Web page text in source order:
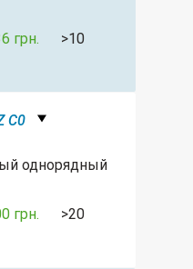
грн. >10
C0
однорядный
грн. >20